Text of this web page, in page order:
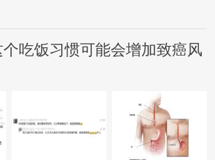
吃饭习惯可能会增加致癌风